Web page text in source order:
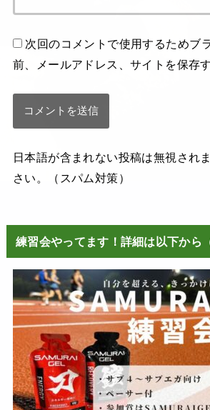
次回のコメントで使用するためブ
前、メールアドレス、サイトを保存す
日本語が含まれない投稿は無視され
さい。（スパム対策）
練習会やってます！詳細は以下から